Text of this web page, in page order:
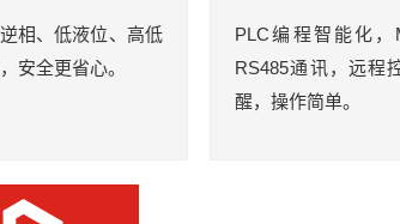
相、低液位、高低
安全更省心。
PLC编程智能化，
RS485通讯，远程
醒，操作简单。